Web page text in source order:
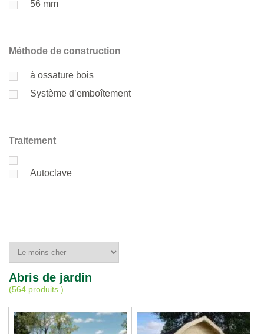
56 mm
Méthode de construction
à ossature bois
Système d’emboîtement
Traitement
Autoclave
Abris de jardin
(564 produits )